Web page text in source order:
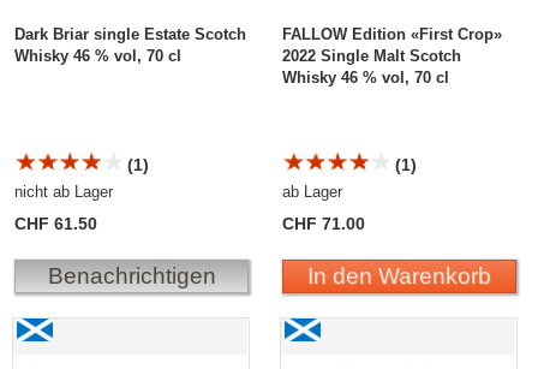
Dark Briar single Estate Scotch
Whisky 46 % vol, 70 cl
(1)
nicht ab Lager
CHF 61.50
Benachrichtigen
FALLOW Edition «First Crop»
2022 Single Malt Scotch
Whisky 46 % vol, 70 cl
(1)
ab Lager
CHF 71.00
In den Warenkorb
Lochlea FALLOW Edition «First Crop» 2022 Single
Lochlea FALLOW Edition